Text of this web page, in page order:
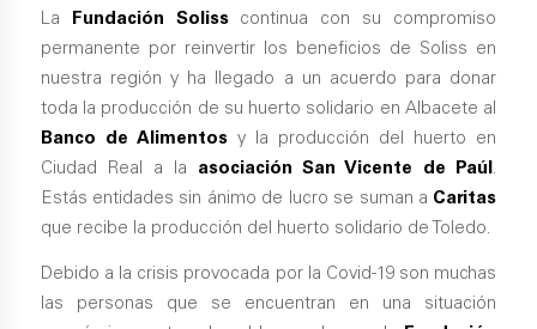
La Fundación Solisscontinua con su compromiso
permanente por reinvertir los beneficios de Soliss en
nuestra región y ha llegado a un acuerdo para donar
toda la producción de su huerto solidario en Albacete al
Banco de Alimentosy la producción del huerto en
Ciudad Real a la asociación San Vicente de Paúl .
Estás entidades sin ánimo de lucro se suman a Caritas
que recibe la producción del huerto solidario de Toledo.
Debido a la crisis provocada por la Covid-19 son muchas
las personas que se encuentran en una situación